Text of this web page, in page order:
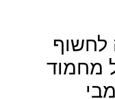
לחשוף
מחמוד